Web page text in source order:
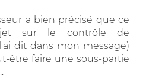
a bien précisé que ce
sur le contrôle de
dit dans mon message)
être faire une sous-partie